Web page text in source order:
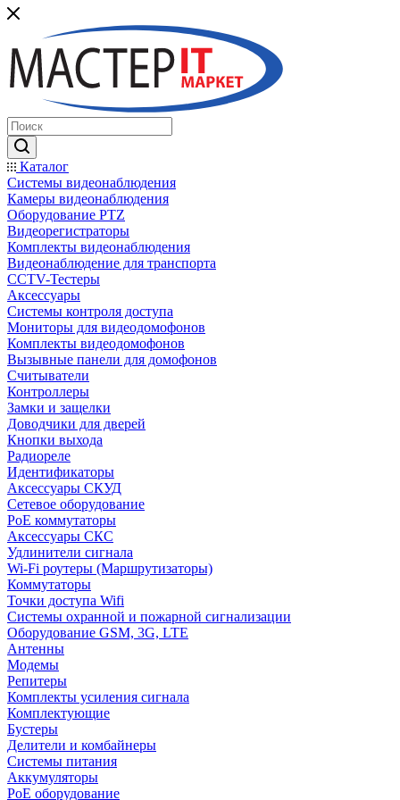
Каталог
Системы видеонаблюдения
Камеры видеонаблюдения
Оборудование PTZ
Видеорегистраторы
Комплекты видеонаблюдения
Видеонаблюдение для транспорта
CCTV-Тестеры
Аксессуары
Системы контроля доступа
Мониторы для видеодомофонов
Комплекты видеодомофонов
Вызывные панели для домофонов
Считыватели
Контроллеры
Замки и защелки
Доводчики для дверей
Кнопки выхода
Радиореле
Идентификаторы
Аксессуары СКУД
Сетевое оборудование
PoE коммутаторы
Аксессуары СКС
Удлинители сигнала
Wi-Fi роутеры (Маршрутизаторы)
Коммутаторы
Точки доступа Wifi
Системы охранной и пожарной сигнализации
Оборудование GSM, 3G, LTE
Антенны
Модемы
Репитеры
Комплекты усиления сигнала
Комплектующие
Бустеры
Делители и комбайнеры
Системы питания
Аккумуляторы
PoE оборудование